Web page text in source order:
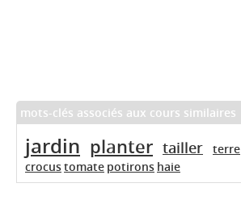
mots-clés associés aux cours similaires
jardin planter tailler terre
crocustomate potirons haie